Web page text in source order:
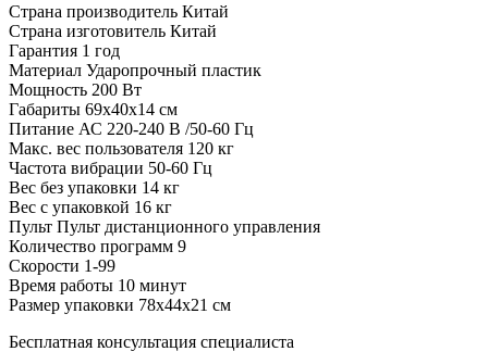
Страна производитель Китай
Страна изготовитель Китай
Гарантия 1 год
Материал Ударопрочный пластик
Мощность 200 Вт
Габариты 69x40x14 см
Питание АС 220-240 В /50-60 Гц
Макс. вес пользователя 120 кг
Частота вибрации 50-60 Гц
Вес без упаковки 14 кг
Вес с упаковкой 16 кг
Пульт Пульт дистанционного управления
Количество программ 9
Скорости 1-99
Время работы 10 минут
Размер упаковки 78x44x21 см
Бесплатная консультация специалиста